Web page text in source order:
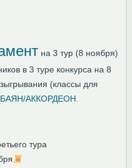
на 3 тур (8 ноября)
в 3 туре конкурса на 8
(классы для
БАЯН/АККОРДЕОН.
тура